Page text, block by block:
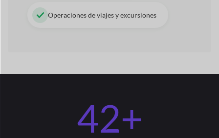
Operaciones de viajes y excursiones
42+